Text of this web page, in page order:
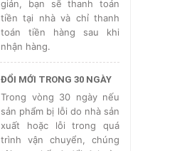
giản, bạn sẽ thanh toán
tiền tại nhà và chỉ thanh
toán tiền hàng sau khi
nhận hàng.
ĐỔI MỚI TRONG 30 NGÀY
Trong vòng 30 ngày nếu
sản phẩm bị lỗi do nhà sản
xuất hoặc lỗi trong quá
trình vận chuyển, chúng